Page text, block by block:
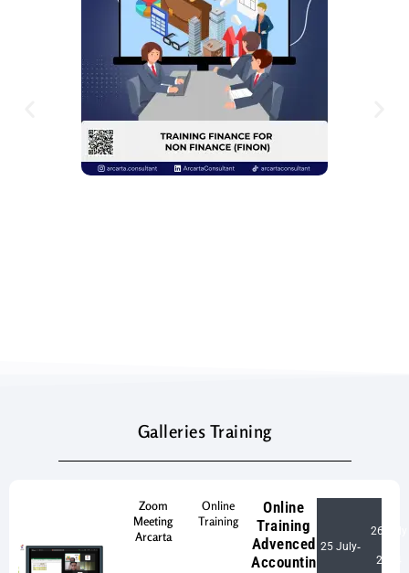
Galleries Training
Zoom
Meeting
Arcarta
Online
Training
Online
Training
Advenced
Accountin
25 July-
26 July
2024